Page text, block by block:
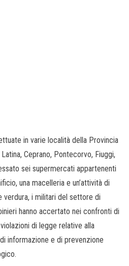
in varie località della Provincia
Ceprano, Pontecorvo, Fiuggi,
sei supermercati appartenenti
una macelleria e un’attività di
i militari del settore di
hanno accertato nei confronti di
di legge relative alla
informazione e di prevenzione